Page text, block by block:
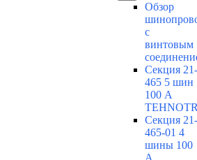
Обзор
с
винтовым
Секция 21-
465 5 шин
100 А
Секция 21-
465-01 4
шины 100